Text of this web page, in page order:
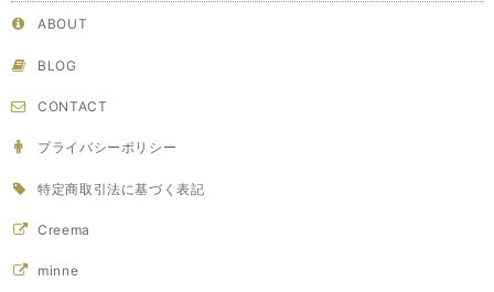
ABOUT
BLOG
CONTACT
プライバシーポリシー
特定商取引法に基づく表記
Creema
minne